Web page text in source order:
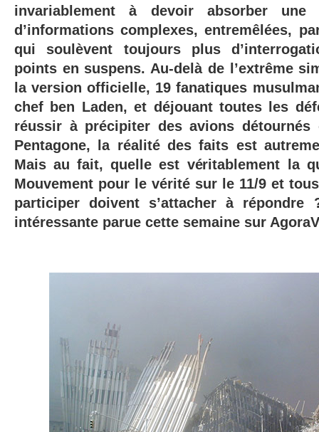
invariablement à devoir absorber une
d’informations complexes, entremêlées,
qui soulèvent toujours plus
points en suspens. Au-delà de l’extrême
la version officielle, 19 fanatiques
chef ben Laden, et déjouant toutes les
réussir à précipiter des avions
Pentagone, la réalité des faits est
Mais au fait, quelle est véritablement la
Mouvement pour le vérité sur le 11/9 et
participer doivent s’attacher à répondre
intéressante parue cette semaine sur